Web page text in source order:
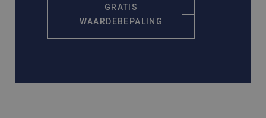
GRATIS
WAARDEBEPALING